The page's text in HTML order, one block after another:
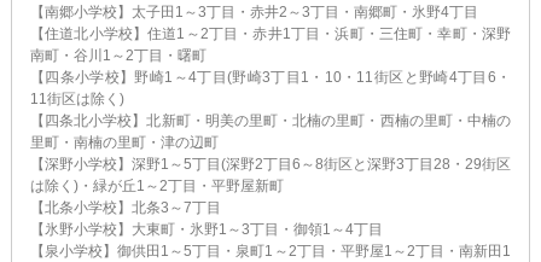
【南郷小学校】太子田1～3丁目・赤井2～3丁目・南郷町・氷野4丁目
【住道北小学校】住道1～2丁目・赤井1丁目・浜町・三住町・幸町・深野
南町・谷川1～2丁目・曙町
【四条小学校】野崎1～4丁目(野崎3丁目1・10・11街区と野崎4丁目6・
11街区は除く)
【四条北小学校】北新町・明美の里町・北楠の里町・西楠の里町・中楠の
里町・南楠の里町・津の辺町
【深野小学校】深野1～5丁目(深野2丁目6～8街区と深野3丁目28・29街区
は除く)・緑が丘1～2丁目・平野屋新町
【北条小学校】北条3～7丁目
【氷野小学校】大東町・氷野1～3丁目・御領1～4丁目
【泉小学校】御供田1～5丁目・泉町1～2丁目・平野屋1～2丁目・南新田1